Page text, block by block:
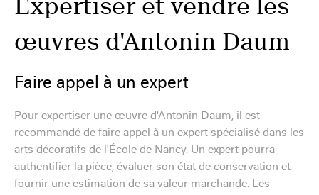
Expertiser et vendre les
œuvres d'Antonin Daum
Faire appel à un expert
Pour expertiser une œuvre d'Antonin Daum, il est
recommandé de faire appel à un expert spécialisé dans les
arts décoratifs de l'École de Nancy. Un expert pourra
authentifier la pièce, évaluer son état de conservation et
fournir une estimation de sa valeur marchande. Les